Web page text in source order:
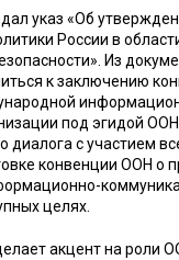
указ «Об
России в
Из
к заключению
под эгидой
диалога с участием
конвенции ООН о
целях.
акцент на роли